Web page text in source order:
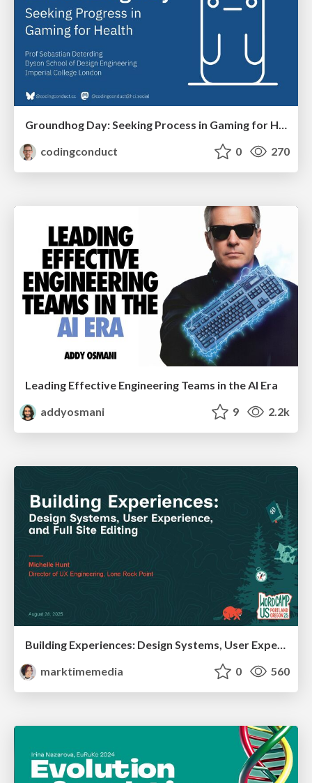
Groundhog Day: Seeking Process in Gaming for Health
codingconduct
0 270
Leading Effective Engineering Teams in the AI Era
addyosmani
9 2.2k
Building Experiences: Design Systems, User Experience, and Full Site Editing
marktimemedia
0 560